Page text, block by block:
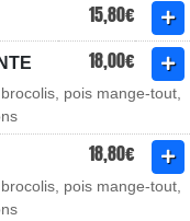
15,80€
18,00€
pois mange-tout,
18,80€
pois mange-tout,